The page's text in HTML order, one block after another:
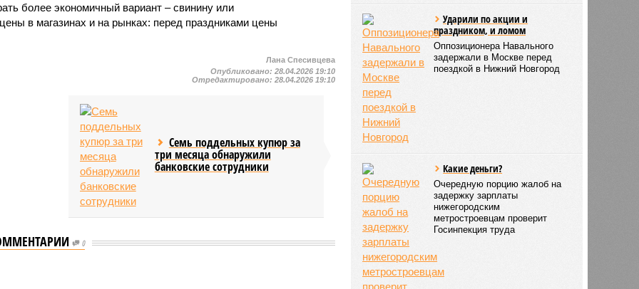
более экономичный вариант – свинину или
в магазинах и на рынках: перед праздниками цены
Лана Спесивцева
Опубликовано:28.04.2026 19:10
Отредактировано:28.04.2026 19:10
Семь поддельных купюр за
три месяца обнаружили
банковские сотрудники
0
Ударили по акции и
праздником, и ломом
Оппозиционера Навального
задержали в Москве перед
поездкой в Нижний Новгород
Какие деньги?
Очередную порцию жалоб на
задержку зарплаты
нижегородским
метростроевцам проверит
Госинпекция труда